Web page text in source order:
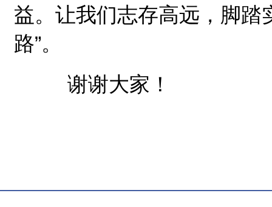
益。让我们志存高远，脚踏
路”。
谢谢大家！